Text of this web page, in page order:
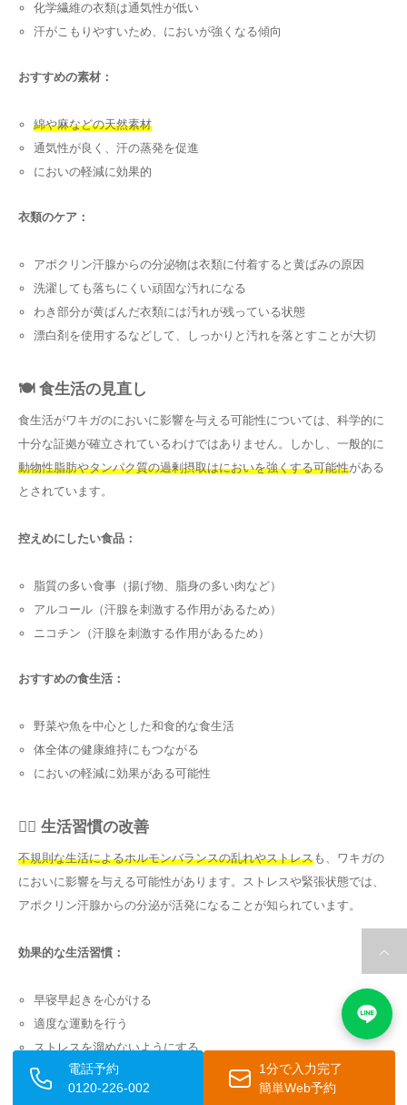
化学繊維の衣類は通気性が低い
汗がこもりやすいため、においが強くなる傾向
おすすめの素材：
綿や麻などの天然素材
通気性が良く、汗の蒸発を促進
においの軽減に効果的
衣類のケア：
アポクリン汗腺からの分泌物は衣類に付着すると黄ばみの原因
洗濯しても落ちにくい頑固な汚れになる
わき部分が黄ばんだ衣類には汚れが残っている状態
漂白剤を使用するなどして、しっかりと汚れを落とすことが大切
🍽️ 食生活の見直し
食生活がワキガのにおいに影響を与える可能性については、科学的に
十分な証拠が確立されているわけではありません。しかし、一般的に
動物性脂肪やタンパク質の過剰摂取はにおいを強くする可能性がある
とされています。
控えめにしたい食品：
脂質の多い食事（揚げ物、脂身の多い肉など）
アルコール（汗腺を刺激する作用があるため）
ニコチン（汗腺を刺激する作用があるため）
おすすめの食生活：
野菜や魚を中心とした和食的な食生活
体全体の健康維持にもつながる
においの軽減に効果がある可能性
🧘‍♂️ 生活習慣の改善
不規則な生活によるホルモンバランスの乱れやストレスも、ワキガの
においに影響を与える可能性があります。ストレスや緊張状態では、
アポクリン汗腺からの分泌が活発になることが知られています。
効果的な生活習慣：
早寝早起きを心がける
適度な運動を行う
ストレスを溜めないようにする
老廃物の排出を促進する
ストレス発散につながる
電話予約
0120-226-002
1分で入力完了
簡単Web予約